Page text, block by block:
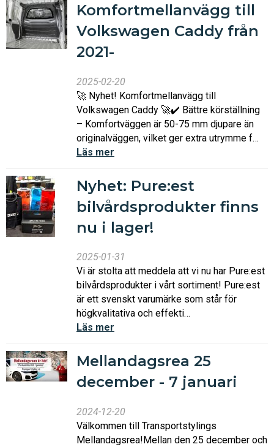
Komfortmellanvägg till
Volkswagen Caddy från
2021-
2025-02-20
🚀 Nyhet! Komfortmellanvägg till
Volkswagen Caddy 🚀✔️ Bättre körställning
– Komfortväggen är 50-75 mm djupare än
originalväggen, vilket ger extra utrymme f…
Läs mer
Nyhet: Pure:est
bilvårdsprodukter finns
nu i lager!
2025-01-31
Vi är stolta att meddela att vi nu har Pure:est
bilvårdsprodukter i vårt sortiment! Pure:est
är ett svenskt varumärke som står för
högkvalitativa och effekti…
Läs mer
Mellandagsrea 25
december - 7 januari
2024-12-20
Välkommen till Transportstylings
Mellandagsrea!Mellan den 25 december och